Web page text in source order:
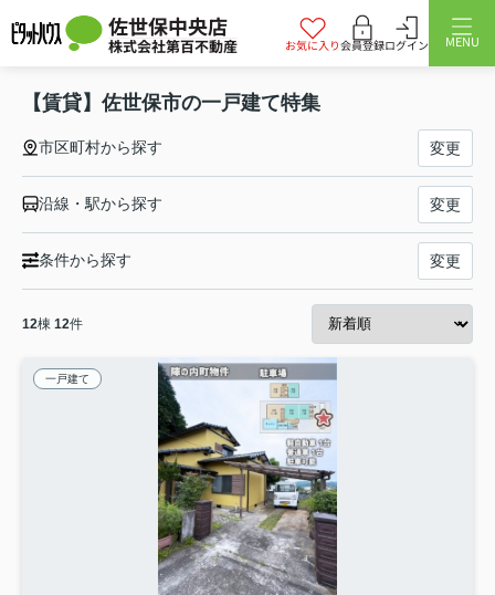
佐世保中央店
株式会社第百不動産 お気に入り会員登録ログイン MENU
【賃貸】佐世保市の一戸建て特集
市区町村から探す 変更
沿線・駅から探す 変更
条件から探す 変更
12棟 12件
一戸建て